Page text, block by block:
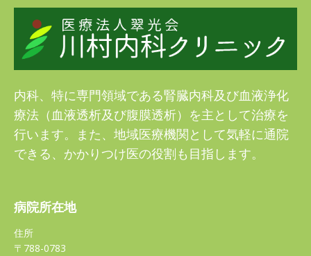
内科、特に専門領域である腎臓内科及び血液浄化
療法（血液透析及び腹膜透析）を主として治療を
行います。また、地域医療機関として気軽に通院
できる、かかりつけ医の役割も目指します。
病院所在地
住所
〒788-0783